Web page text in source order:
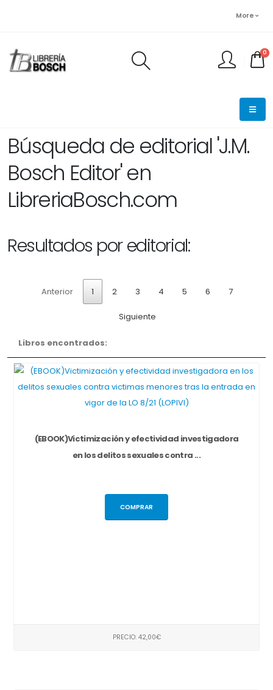
More
0
Búsqueda de editorial 'J.M.
Bosch Editor' en
LibreriaBosch.com
Resultados por editorial:
Anterior 1 2 3 4 5 6 7
Siguiente
Libros encontrados:
(EBOOK)Victimización y efectividad investigadora
en los delitos sexuales contra ...
COMPRAR
PRECIO: 42,00€